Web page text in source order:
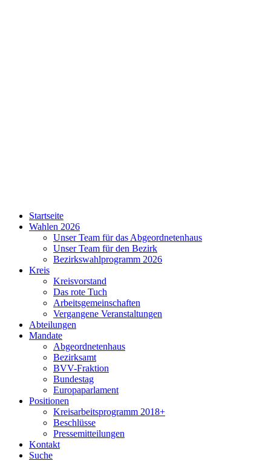
Charlottenburg-
Wilmersdorf
Startseite
Wahlen 2026
Unser Team für das Abgeordnetenhaus
Unser Team für den Bezirk
Bezirkswahlprogramm 2026
Kreis
Kreisvorstand
Das rote Tuch
Arbeitsgemeinschaften
Vergangene Veranstaltungen
Abteilungen
Mandate
Abgeordnetenhaus
Bezirksamt
BVV-Fraktion
Bundestag
Europaparlament
Positionen
Kreisarbeitsprogramm 2018+
Beschlüsse
Pressemitteilungen
Kontakt
Suche